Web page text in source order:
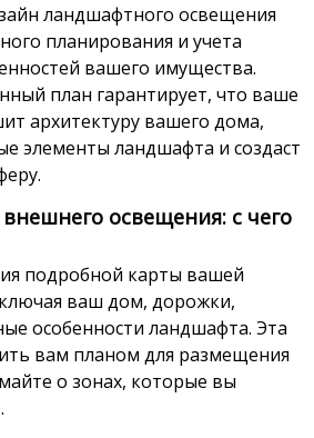
ландшафтного освещения
планирования и учета
вашего имущества.
план гарантирует, что ваше
архитектуру вашего дома,
элементы ландшафта и создаст
освещения: с чего
подробной карты вашей
ваш дом, дорожки,
особенности ландшафта. Эта
вам планом для размещения
о зонах, которые вы